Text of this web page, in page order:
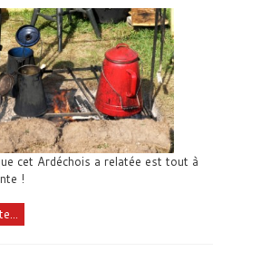
cet Ardéchois a relatée est tout à
!